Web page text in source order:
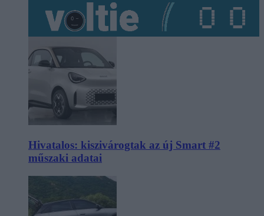
Hivatalos: kiszivárogtak az új Smart #2
műszaki adatai